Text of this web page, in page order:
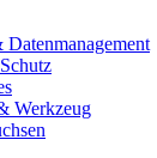
Werkzeug